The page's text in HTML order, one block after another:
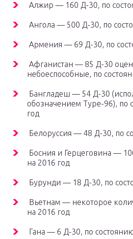
Алжир — 160 Д-30, по
Ангола — 500 Д-30, по
Армения — 69 Д-30, по
Афганистан — 85 Д-30
небоеспособные, по
Бангладеш — 54 Д-30
обозначением Тype-96), по
год
Белоруссия — 48 Д-30, по
Босния и Герцеговина —
на 2016 год
Бурунди — 18 Д-30, по
Вьетнам — некоторое
на 2016 год
Гана — 6 Д-30, по